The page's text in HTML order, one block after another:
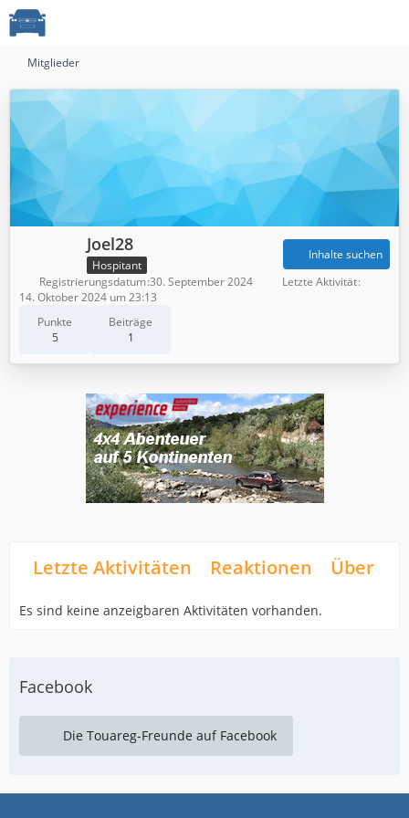
Mitglieder
Joel28
Hospitant
Punkte
5
Beiträge
1
Inhalte suchen
Registrierungsdatum 30. September 2024
Letzte Aktivität
14. Oktober 2024 um 23:13
Letzte Aktivitäten Reaktionen Über
Es sind keine anzeigbaren Aktivitäten vorhanden.
Facebook
Die Touareg-Freunde auf Facebook